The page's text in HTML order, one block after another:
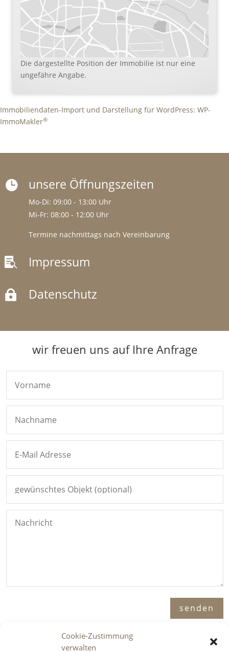
Cookie-Zustimmung
verwalten
Die dargestellte Position der Immobilie ist nur eine
ungefähre Angabe.
Immobiliendaten-Import und Darstellung für WordPress: WP-
ImmoMakler®
 unsere Öffnungszeiten
Mo-Di: 09:00 - 13:00 Uhr
Mi-Fr: 08:00 - 12:00 Uhr
Termine nachmittags nach Vereinbarung
 Impressum
 Datenschutz
wir freuen uns auf Ihre Anfrage
senden